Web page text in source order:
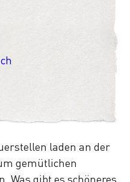
laden an der
gemütlichen
Was gibt es schöneres